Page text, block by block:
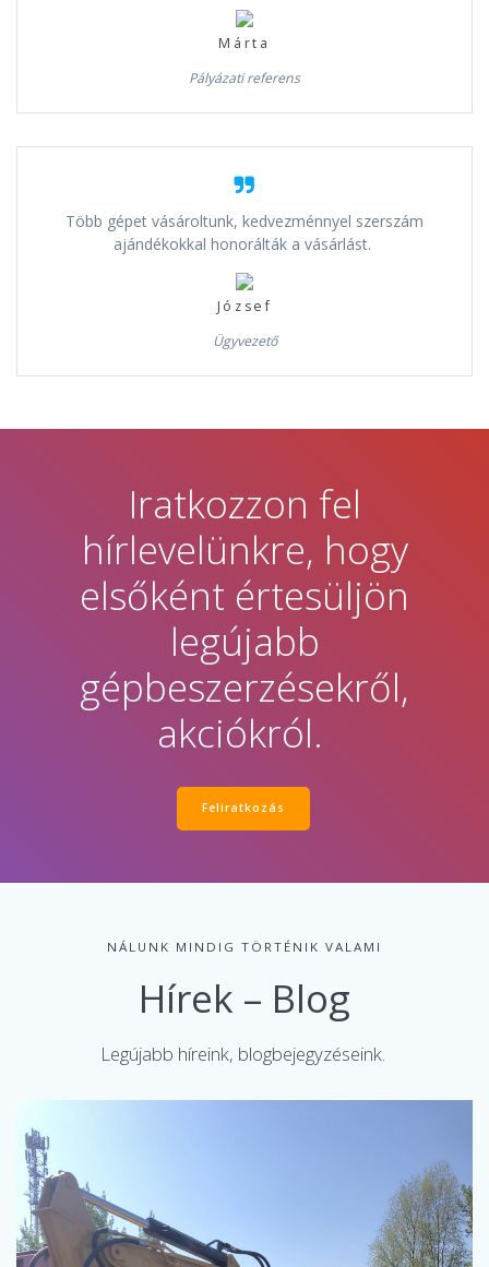
Márta
Pályázati referens
Több gépet vásároltunk, kedvezménnyel szerszám
ajándékokkal honorálták a vásárlást.
József
Ügyvezető
Iratkozzon fel
hírlevelünkre, hogy
elsőként értesüljön
legújabb
gépbeszerzésekről,
akciókról.
Feliratkozás
NÁLUNK MINDIG TÖRTÉNIK VALAMI
Hírek – Blog
Legújabb híreink, blogbejegyzéseink.